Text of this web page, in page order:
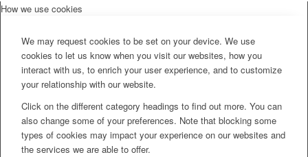
How we use cookies
We may request cookies to be set on your device. We use
cookies to let us know when you visit our websites, how you
interact with us, to enrich your user experience, and to customize
your relationship with our website.
Click on the different category headings to find out more. You can
also change some of your preferences. Note that blocking some
types of cookies may impact your experience on our websites and
the services we are able to offer.